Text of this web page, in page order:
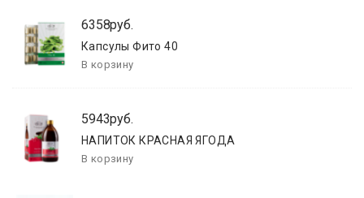
6358руб.
Капсулы Фито 40
5943руб.
НАПИТОК КРАСНАЯ ЯГОДА